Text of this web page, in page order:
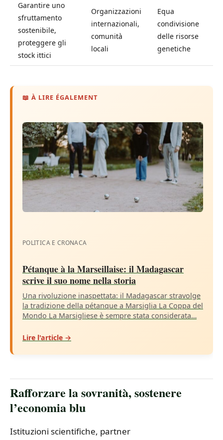
Garantire uno
sfruttamento
sostenibile,
proteggere gli
stock ittici
Organizzazioni
internazionali,
comunità
locali
Equa
condivisione
delle risorse
genetiche
📖 À LIRE ÉGALEMENT
POLITICA E CRONACA
Pétanque à la Marseillaise: il Madagascar
scrive il suo nome nella storia
Una rivoluzione inaspettata: il Madagascar stravolge
la tradizione della pétanque a Marsiglia La Coppa del
Mondo La Marsigliese è sempre stata considerata…
Lire l'article →
Rafforzare la sovranità, sostenere
l’economia blu
Istituzioni scientifiche, partner